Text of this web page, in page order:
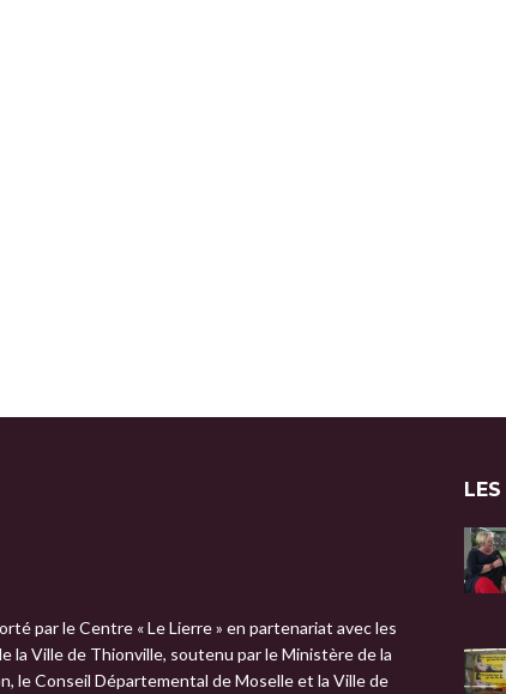
par le Centre « Le Lierre » en partenariat avec les
la Ville de Thionville, soutenu par le Ministère de la
le Conseil Départemental de Moselle et la Ville de